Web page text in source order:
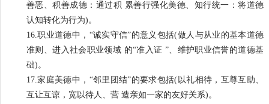
善恶、积善成德：通过积 累善行强化美德、知行统一：将道德
认知转化为行为)。
16.职业道德中，“诚实守信”的意义包括(做人与从业的基本道德
准则、进入社会职业领域 的“准入证 ”、维护职业信誉的道德基
础)。
17.家庭美德中，“邻里团结”的要求包括(以礼相待，互尊互助、
互让互谅，宽以待人、营 造亲如一家的友好关系)。